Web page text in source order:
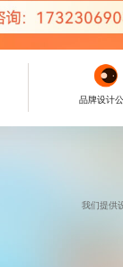
品牌设计
我们提供